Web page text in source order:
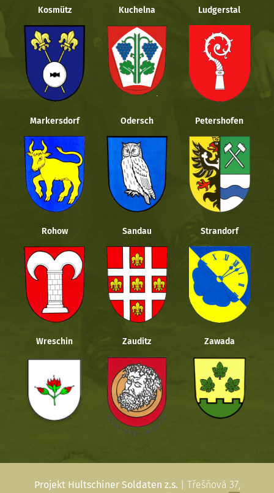
Kosmütz Kuchelna Ludgerstal
Markersdorf Odersch Petershofen
Rohow Sandau Strandorf
Wreschin Zauditz Zawada
Projekt Hultschiner Soldaten z.s. | Třešňová 37,